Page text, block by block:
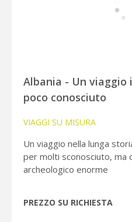
Albania - Un viaggio
poco conosciuto
VIAGGI SU MISURA
Un viaggio nella lunga
per molti sconosciuto, ma
archeologico enorme
PREZZO SU RICHIESTA